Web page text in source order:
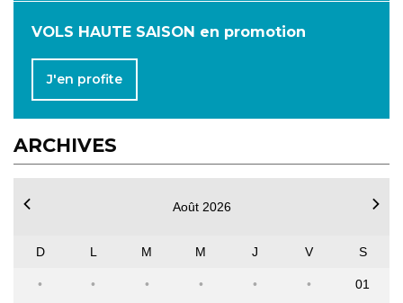
VOLS HAUTE SAISON en promotion
J'en profite
ARCHIVES
Août 2026
D L M M J V S
01